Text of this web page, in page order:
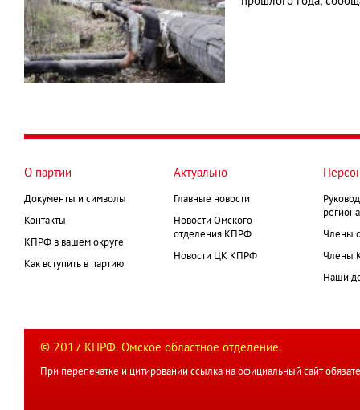
О партии
Документы и символы
Контакты
КПРФ в вашем округе
Как вступить в партию
Актуально
Главные новости
Новости Омского
отделения КПРФ
Новости ЦК КПРФ
Члены
Члены
Наши
© 2017 КПРФ. Омское областное отделение.
При перепечатке и цитировании ссылка на официальный сайт